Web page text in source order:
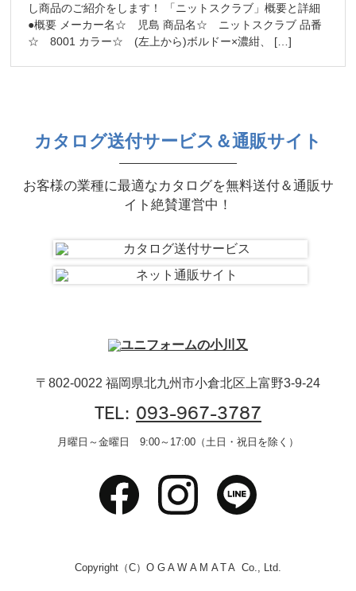
し商品のご紹介をします！ 「ニットスクラブ」概要と詳細
●概要 メーカー名☆ 児島 商品名☆ ニットスクラブ 品番
☆ 8001 カラー☆ (左上から)ボルドー×濃紺、 […]
カタログ送付サービス＆通販サイト
お客様の業種に最適なカタログを無料送付＆通販サ
イト絶賛運営中！
〒802-0022 福岡県北九州市小倉北区上富野3-9-24
TEL: 093-967-3787
月曜日～金曜日 9:00～17:00（土日・祝日を除く）
Copyright（C）OGAWAMATA Co., Ltd.